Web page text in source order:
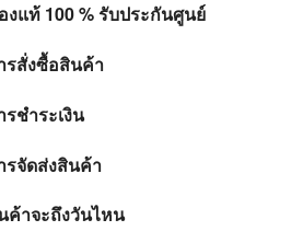
งแท้ 100 % รับประกันศูนย์
รสั่งซื้อสินค้า
รชำระเงิน
รจัดส่งสินค้า
ค้าจะถึงวันไหน